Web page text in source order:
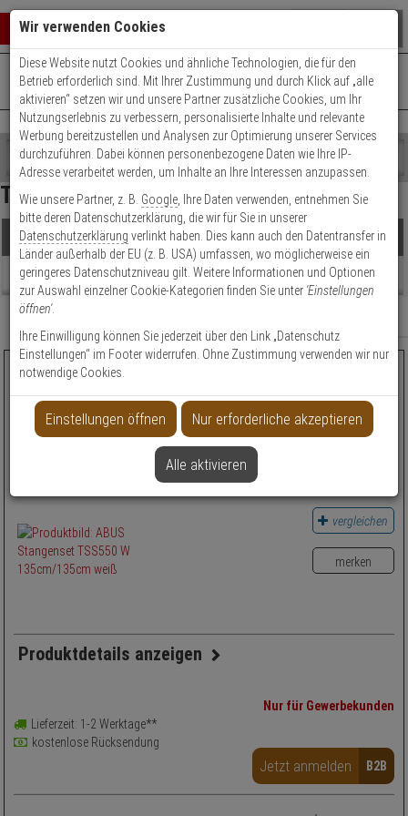
Warenkorb schließen
0 ARTIKEL IM WARENKORB
Ihr Warenkorb ist momentan leer.
Ergebnisse (4) Fertig
Preis Filter ( 4)
€ €
Artikelauswahl Stangenset
Farbe
Länge
Länge
Shop
durchsuchen
Bitte
geben
Sie
mindestens
3
Zeichen
ein,
um
Suche
Es
wurde
noch
Kategorien
Suche
gestartet
+49 (0)821 899 493-0Mo. - Do.: 8:00 - 16:30 | Fr.: 8:00 - 14:00 Uhr
Kontaktservice nutzen
Türstangenschlösser
Produkte
Beratung
ABUS Stangenset TSS550 W 135cm/135cm weiß
vergleichen
merken
Produktdetails anzeigen
Anwendung: Einbruchsschutz
Nur für Gewerbekunden
Lieferzeit: 1-2 Werktage**
kostenlose Rücksendung
Jetzt anmelden B2B
Wir verwenden Cookies
Diese Website nutzt Cookies und ähnliche Technologien, die für den
Betrieb erforderlich sind. Mit Ihrer Zustimmung und durch Klick auf „alle
aktivieren“ setzen wir und unsere Partner zusätzliche Cookies, um Ihr
Nutzungserlebnis zu verbessern, personalisierte Inhalte und relevante
Werbung bereitzustellen und Analysen zur Optimierung unserer Services
durchzuführen. Dabei können personenbezogene Daten wie Ihre IP-
Adresse verarbeitet werden, um Inhalte an Ihre Interessen anzupassen.
Wie unsere Partner, z. B. Google , Ihre Daten verwenden, entnehmen Sie
bitte deren Datenschutzerklärung, die wir für Sie in unserer
Datenschutzerklärung verlinkt haben. Dies kann auch den Datentransfer in
Länder außerhalb der EU (z. B. USA) umfassen, wo möglicherweise ein
geringeres Datenschutzniveau gilt. Weitere Informationen und Optionen
zur Auswahl einzelner Cookie-Kategorien finden Sie unter 'Einstellungen
öffnen'.
Ihre Einwilligung können Sie jederzeit über den Link „Datenschutz
Einstellungen“ im Footer widerrufen. Ohne Zustimmung verwenden wir nur
notwendige Cookies.
Einstellungen öffnen Nur erforderliche akzeptieren
Alle aktivieren